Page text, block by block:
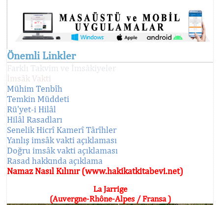
Önemli Linkler
Farklı Takvim ve İmsâkiyeler
İmsâk Vakti
Mühim Tenbîh
Temkin Müddeti
Rü'yet-i Hilâl
Hilâl Rasadları
Senelik Hicrî Kamerî Târîhler
Yanlış imsâk vakti açıklaması
Doğru imsâk vakti açıklaması
Rasad hakkında açıklama
Namaz Nasıl Kılınır (www.hakikatkitabevi.net)
La Jarrige
(Auvergne-Rhône-Alpes / Fransa )